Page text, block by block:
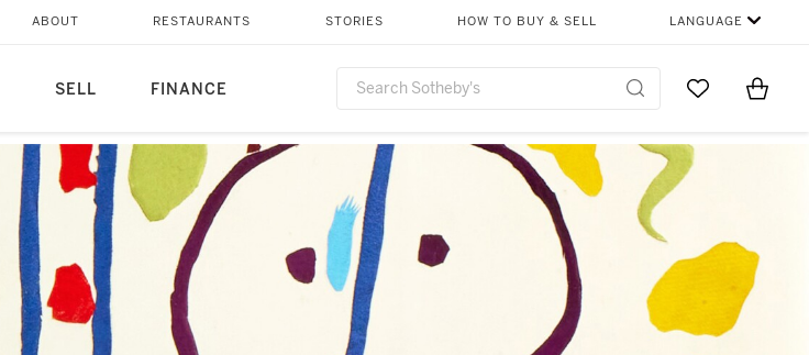
SELL FINANCE
ABOUT RESTAURANTS STORIES HOW TO BUY & SELL LANGUAGE
Go to MyItems